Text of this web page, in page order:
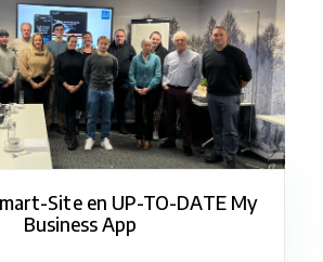
Site en UP-TO-DATE My
Business App